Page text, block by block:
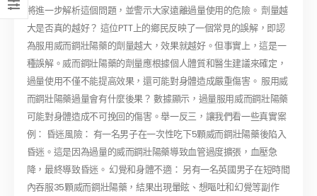
將進一步解析這個問題，並警示大家遠離過量使用的危險。 劑量越
大是否真的越好？ 這位PTT上的鄉民反映了一個常見的誤解，即認
為服用威而鋼壯陽藥的劑量越大，效果就越好。但事實上，這是一
種誤解。威而鋼壯陽藥的劑量應根據個人體質和醫生建議來確定，
過量使用不僅不能提高效果，還可能對身體造成嚴重傷害。 服用威
而鋼壯陽藥過量會有什麼後果？ 數據顯示，過量服用威而鋼壯陽藥
可能對身體造成不可挽回的傷害。舉一反三，讓我們看一些真實案
例： 昏迷風險： 有一名男子在一次性吃下5顆威而鋼壯陽藥後陷入
昏迷。這是因為過量的威而鋼壯陽藥導致血管過度擴張，血壓急
降，最終導致昏迷。 幻覺和身體不適： 另有一名英國男子在短時間
內吞服35顆威而鋼壯陽藥，結果出現暈眩、想嘔吐和幻覺等副作